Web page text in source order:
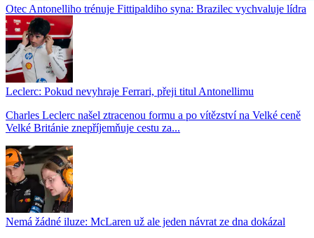
Otec Antonelliho trénuje Fittipaldiho syna: Brazilec vychvaluje lídra
Leclerc: Pokud nevyhraje Ferrari, přeji titul Antonellimu
Charles Leclerc našel ztracenou formu a po vítězství na Velké ceně
Velké Británie znepříjemňuje cestu za...
Nemá žádné iluze: McLaren už ale jeden návrat ze dna dokázal